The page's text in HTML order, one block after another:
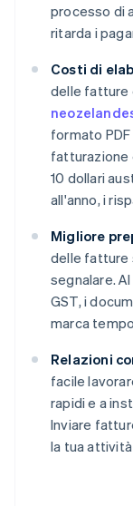
processo di
ritarda i
Costi di
delle fatture
formato
fatturazione
10 dollari
all'anno, i
Migliore
delle fatture
segnalare.
GST, i
marca
Relazioni
facile
rapidi e a
Inviare
la tua